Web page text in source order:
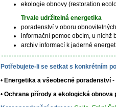
ekologie obnovy (restoration
Trvale udržitelná energetika
poradenství v oboru
informační pomoc obcím, u nichž
archiv informací k jaderné
Potřebujete-li se setkat s konkrétním
• Energetika a všeobecné poradenství -
• Ochrana přírody a ekologická obnova